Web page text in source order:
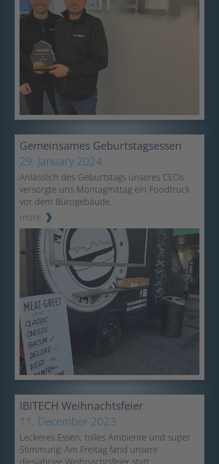
Gemeinsames Geburtstagsessen
29. January 2024
Anlässlich des Geburtstags unseres CEOs
versorgte uns Montagmittag ein Foodtruck
vor dem Bürogebäude.
more
IBITECH Weihnachtsfeier
11. December 2023
Leckeres Essen, tolles Ambiente und super
Stimmung: Am Freitag fand unsere
diesjährige Weihnachtsfeier statt.